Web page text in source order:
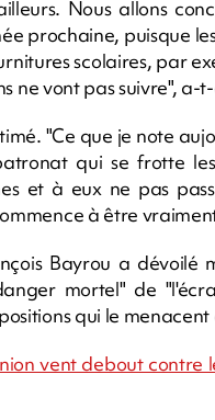
Nous allons
prochaine, puisque
scolaires, par
ne vont pas suivre", a-
"Ce que je note
qui se frotte
et à eux ne pas
à être
Bayrou a dévoilé
mortel" de
qui le menacent
vent debout contre